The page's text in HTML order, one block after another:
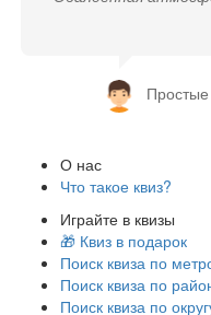
О нас
Что такое квиз?
Играйте в квизы
🎁 Квиз в подарок
Поиск квиза по
Поиск квиза по
Поиск квиза по